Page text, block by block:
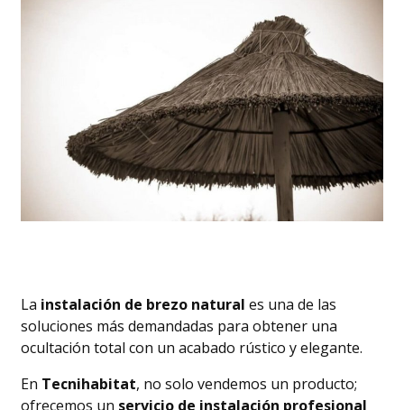
La instalación de brezo natural es una de las
soluciones más demandadas para obtener una
ocultación total con un acabado rústico y elegante.
En Tecnihabitat, no solo vendemos un producto;
ofrecemos un servicio de instalación profesional